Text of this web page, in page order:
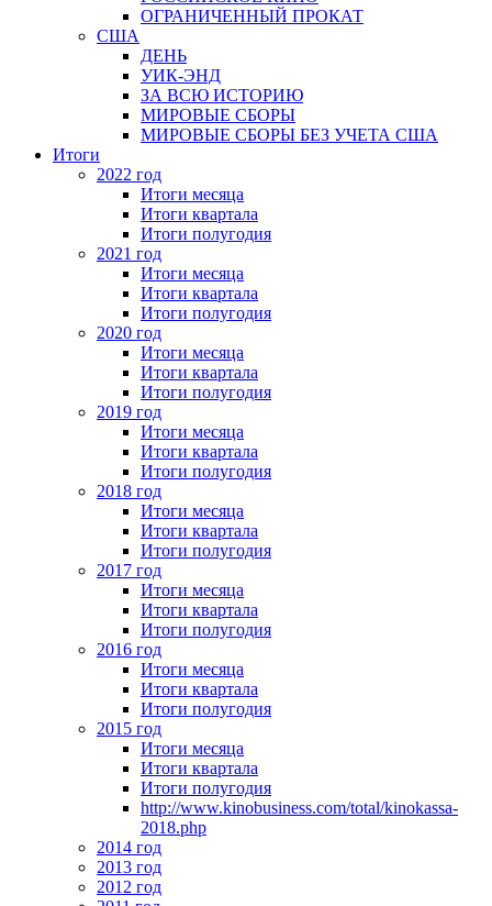
ОГРАНИЧЕННЫЙ ПРОКАТ
США
ДЕНЬ
УИК-ЭНД
ЗА ВСЮ ИСТОРИЮ
МИРОВЫЕ СБОРЫ
МИРОВЫЕ СБОРЫ БЕЗ УЧЕТА США
Итоги
2022 год
Итоги месяца
Итоги квартала
Итоги полугодия
2021 год
Итоги месяца
Итоги квартала
Итоги полугодия
2020 год
Итоги месяца
Итоги квартала
Итоги полугодия
2019 год
Итоги месяца
Итоги квартала
Итоги полугодия
2018 год
Итоги месяца
Итоги квартала
Итоги полугодия
2017 год
Итоги месяца
Итоги квартала
Итоги полугодия
2016 год
Итоги месяца
Итоги квартала
Итоги полугодия
2015 год
Итоги месяца
Итоги квартала
Итоги полугодия
http://www.kinobusiness.com/total/kinokassa-
2018.php
2014 год
2013 год
2012 год